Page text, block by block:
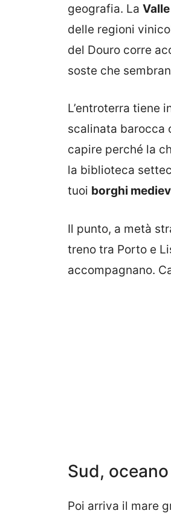
geografia. La
delle regioni
del Douro corre
soste che
L’entroterra tiene
scalinata barocca
capire perché la
la biblioteca
tuoi borghi
Il punto, a metà
treno tra Porto e
accompagnano.
Sud,
Poi arriva il mare